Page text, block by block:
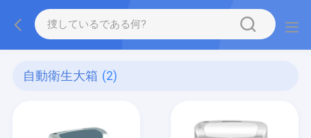
自動衛生大箱 (2)